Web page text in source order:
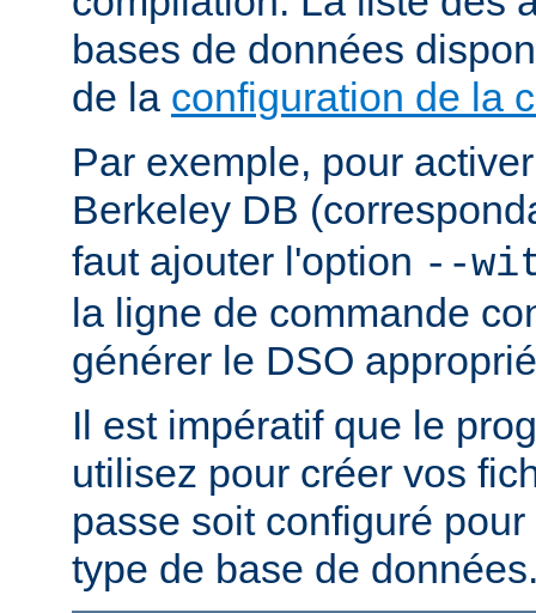
bases de données
de la configuration de la
Par exemple, pour
Berkeley DB
faut ajouter l'option --
la ligne de commande
générer le DSO
Il est impératif que le
utilisez pour créer vos
passe soit configuré
type de base de